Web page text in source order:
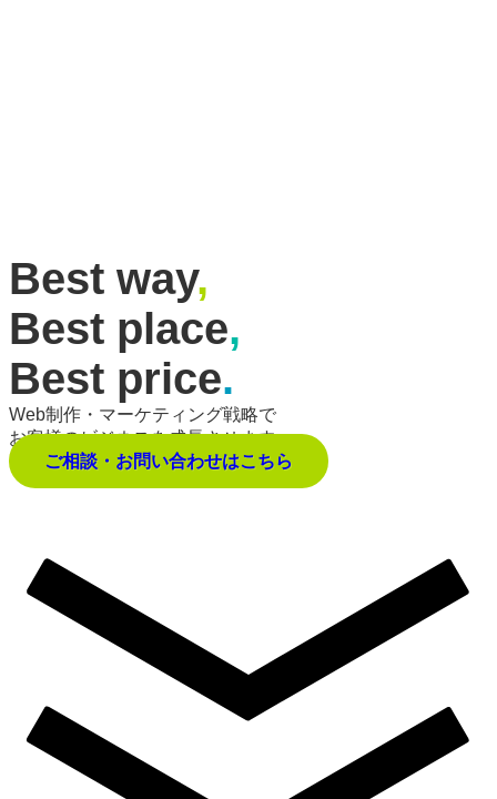
Best way,
Best place,
Best price.
Web制作・マーケティング戦略で
お客様のビジネスを成長させます。
ご相談・お問い合わせはこちら